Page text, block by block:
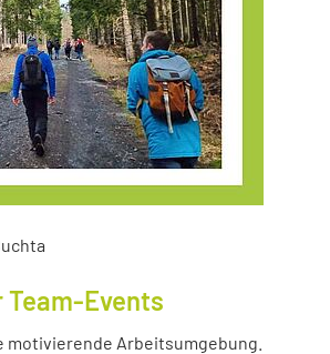
Events
motivierende Arbeitsumgebung.